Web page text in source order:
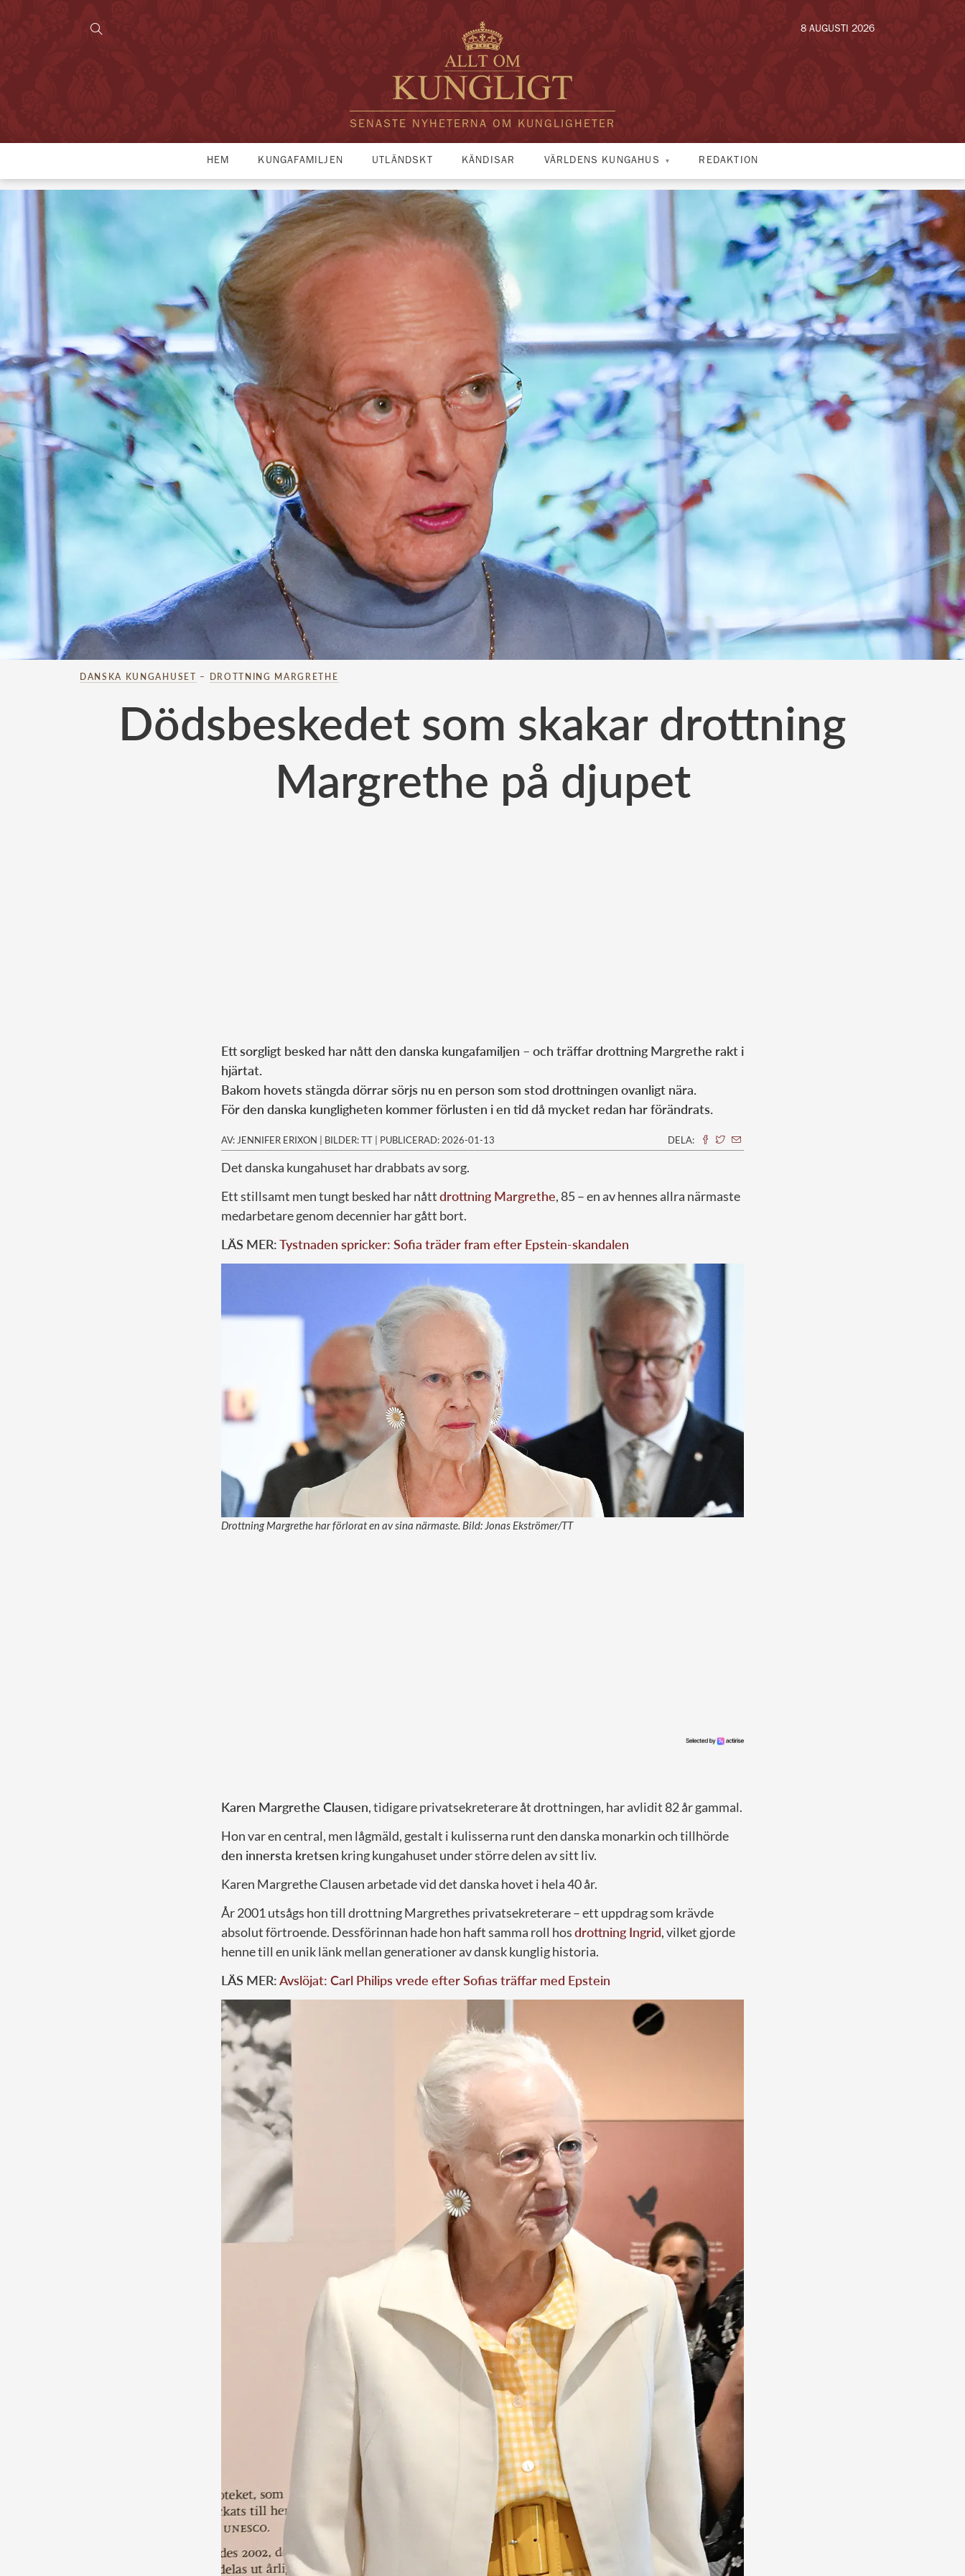
SENASTE NYHETERNA OM KUNGLIGHETER
8 AUGUSTI 2026
HEM KUNGAFAMILJEN UTLÄNDSKT KÄNDISAR VÄRLDENS KUNGAHUS REDAKTION
DANSKA KUNGAHUSET – DROTTNING MARGRETHE
Dödsbeskedet som skakar drottning
Margrethe på djupet
Ett sorgligt besked har nått den danska kungafamiljen – och träffar drottning Margrethe rakt i
hjärtat.
Bakom hovets stängda dörrar sörjs nu en person som stod drottningen ovanligt nära.
För den danska kungligheten kommer förlusten i en tid då mycket redan har förändrats.
AV: JENNIFER ERIXON | BILDER: TT | PUBLICERAD: 2026-01-13 DELA:
Det danska kungahuset har drabbats av sorg.
Ett stillsamt men tungt besked har nåttdrottning Margrethe, 85 – en av hennes allra närmaste
medarbetare genom decennier har gått bort.
LÄS MER:Tystnaden spricker: Sofia träder fram efter Epstein-skandalen
Drottning Margrethe har förlorat en av sina närmaste. Bild: Jonas Ekströmer/TT
Karen Margrethe Clausen, tidigare privatsekreterare åt drottningen, har avlidit 82 år gammal.
Hon var en central, men lågmäld, gestalt i kulisserna runt den danska monarkin och tillhörde
den innersta kretsen kring kungahuset under större delen av sitt liv.
Karen Margrethe Clausen arbetade vid det danska hovet i hela 40 år.
År 2001 utsågs hon till drottning Margrethes privatsekreterare – ett uppdrag som krävde
absolut förtroende. Dessförinnan hade hon haft samma roll hosdrottning Ingrid, vilket gjorde
henne till en unik länk mellan generationer av dansk kunglig historia.
LÄS MER:Avslöjat: Carl Philips vrede efter Sofias träffar med Epstein